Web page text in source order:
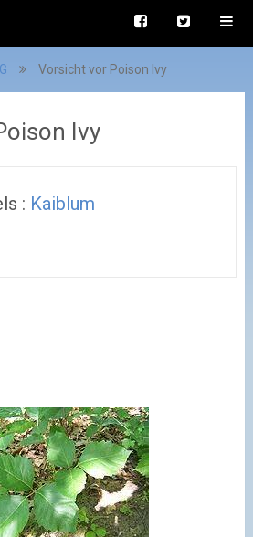
Vorsicht vor Poison Ivy
Ivy
: Kaiblum